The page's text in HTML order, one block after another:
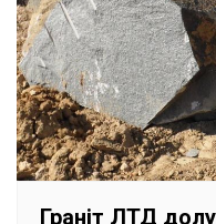
Граніт ЛТД